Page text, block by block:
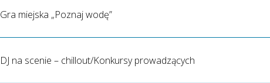
Gra miejska „Poznaj wodę”
DJ na scenie – chillout/Konkursy prowadzących